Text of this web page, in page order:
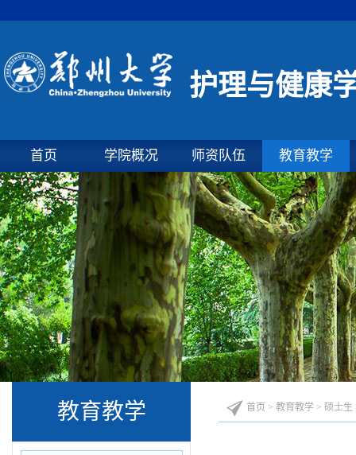
护理与健康
首页 学院概况 师资队伍 教育教学
教育教学 首页 > 教育教学 > 硕士生